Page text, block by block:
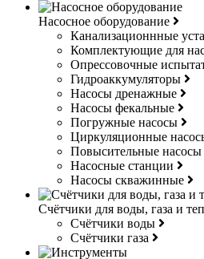
Насосное оборудование
Канализационнные
Комплектующие для
Опрессовочные
Гидроаккумуляторы
Насосы дренажные
Насосы фекальные
Погружные насосы
Циркуляционные
Повысительные насосы
Насосные станции
Насосы скважинные
Счётчики для воды, газа и
Счётчики воды
Счётчики газа